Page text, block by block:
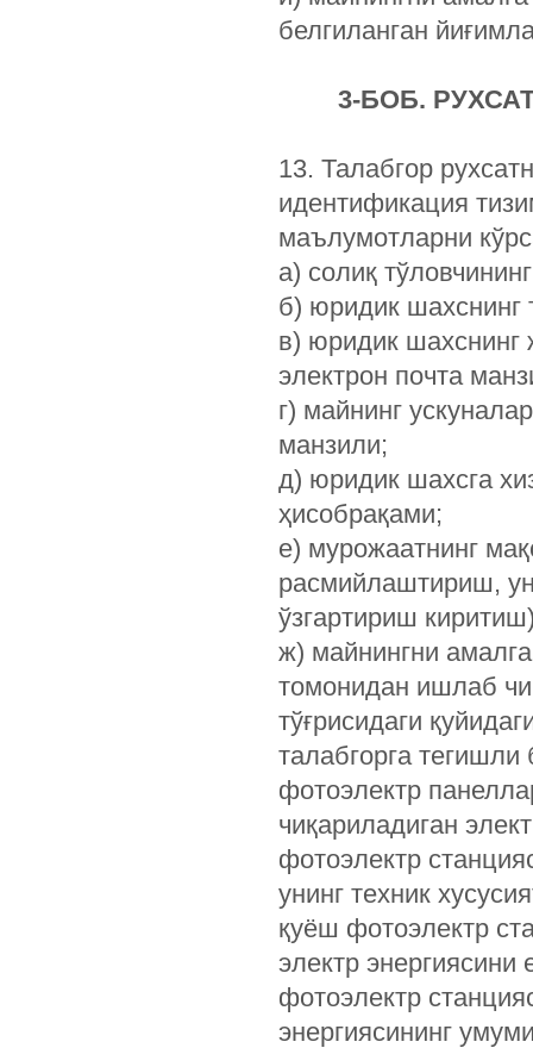
белгиланган
3-БОБ.
13. Талабгор
идентификация
маълумотларни
а) солиқ
б) юридик шахснинг
в) юридик шахснинг
электрон почта
г) майнинг
манзили;
д) юридик шахсга
ҳисобрақами;
е) мурожаатнинг
расмийлаштириш,
ўзгартириш
ж) майнингни
томонидан ишлаб
тўғрисидаги
талабгорга
фотоэлектр
чиқариладиган
фотоэлектр
унинг техник
қуёш фотоэлектр
электр
фотоэлектр
энергиясининг